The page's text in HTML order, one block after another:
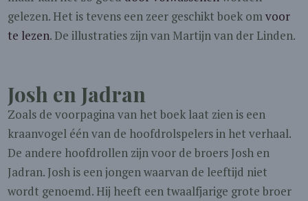
gelezen. Het is tevens een zeer geschikt boek omvoor
te lezen. De illustraties zijn van Martijn van der Linden.
Josh en Jadran
Zoals de voorpagina van het boek laat zien is een
kraanvogel één van de hoofdrolspelers in het verhaal.
De andere hoofdrollen zijn voor de broers Josh en
Jadran. Josh is een jongen waarvan de leeftijd niet
wordt genoemd. Hij heeft een twaalfjarige grote broer